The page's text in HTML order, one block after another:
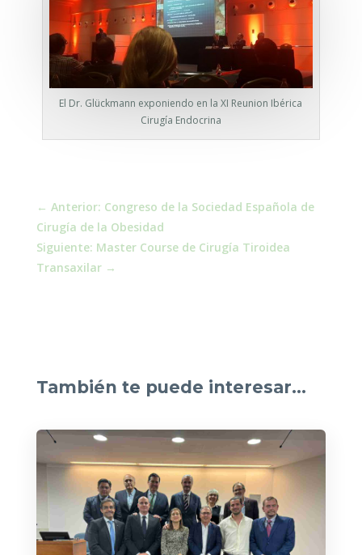
El Dr. Glückmann exponiendo en la XI Reunion Ibérica
Cirugía Endocrina
← Anterior: Congreso de la Sociedad Española de
Cirugía de la Obesidad
Siguiente: Master Course de Cirugía Tiroidea
Transaxilar→
También te puede interesar…